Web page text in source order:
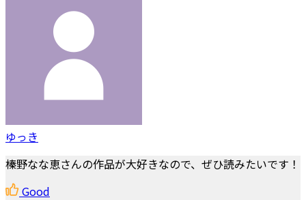
ゆっき
榛野なな恵さんの作品が大好きなので、ぜひ読みたいです！
Good